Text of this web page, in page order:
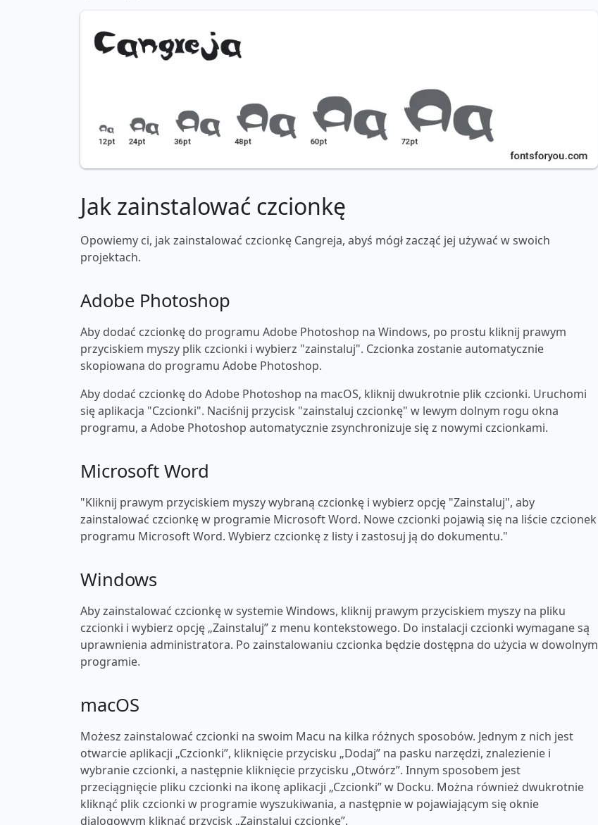
Jak zainstalować czcionkę
Opowiemy ci, jak zainstalować czcionkę Cangreja, abyś mógł zacząć jej używać w swoich
projektach.
Adobe Photoshop
Aby dodać czcionkę do programu Adobe Photoshop na Windows, po prostu kliknij prawym
przyciskiem myszy plik czcionki i wybierz "zainstaluj". Czcionka zostanie automatycznie
skopiowana do programu Adobe Photoshop.
Aby dodać czcionkę do Adobe Photoshop na macOS, kliknij dwukrotnie plik czcionki. Uruchomi
się aplikacja "Czcionki". Naciśnij przycisk "zainstaluj czcionkę" w lewym dolnym rogu okna
programu, a Adobe Photoshop automatycznie zsynchronizuje się z nowymi czcionkami.
Microsoft Word
"Kliknij prawym przyciskiem myszy wybraną czcionkę i wybierz opcję "Zainstaluj", aby
zainstalować czcionkę w programie Microsoft Word. Nowe czcionki pojawią się na liście czcionek
programu Microsoft Word. Wybierz czcionkę z listy i zastosuj ją do dokumentu."
Windows
Aby zainstalować czcionkę w systemie Windows, kliknij prawym przyciskiem myszy na pliku
czcionki i wybierz opcję „Zainstaluj” z menu kontekstowego. Do instalacji czcionki wymagane są
uprawnienia administratora. Po zainstalowaniu czcionka będzie dostępna do użycia w dowolnym
programie.
macOS
Możesz zainstalować czcionki na swoim Macu na kilka różnych sposobów. Jednym z nich jest
otwarcie aplikacji „Czcionki”, kliknięcie przycisku „Dodaj” na pasku narzędzi, znalezienie i
wybranie czcionki, a następnie kliknięcie przycisku „Otwórz”. Innym sposobem jest
przeciągnięcie pliku czcionki na ikonę aplikacji „Czcionki” w Docku. Można również dwukrotnie
kliknąć plik czcionki w programie wyszukiwania, a następnie w pojawiającym się oknie
dialogowym kliknąć przycisk „Zainstaluj czcionkę”.